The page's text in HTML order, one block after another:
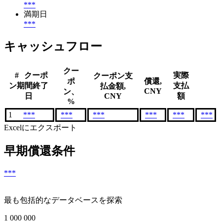
***
満期日
***
キャッシュフロー
#
クーポ
ン期間終了
日
クー
ポ
ン、
%
クーポン支
払金額,
CNY
償還,
CNY
実際
支払
額
1 *** *** *** *** ***
***
Excelにエクスポート
早期償還条件
***
最も包括的なデータベースを探索
1 000 000